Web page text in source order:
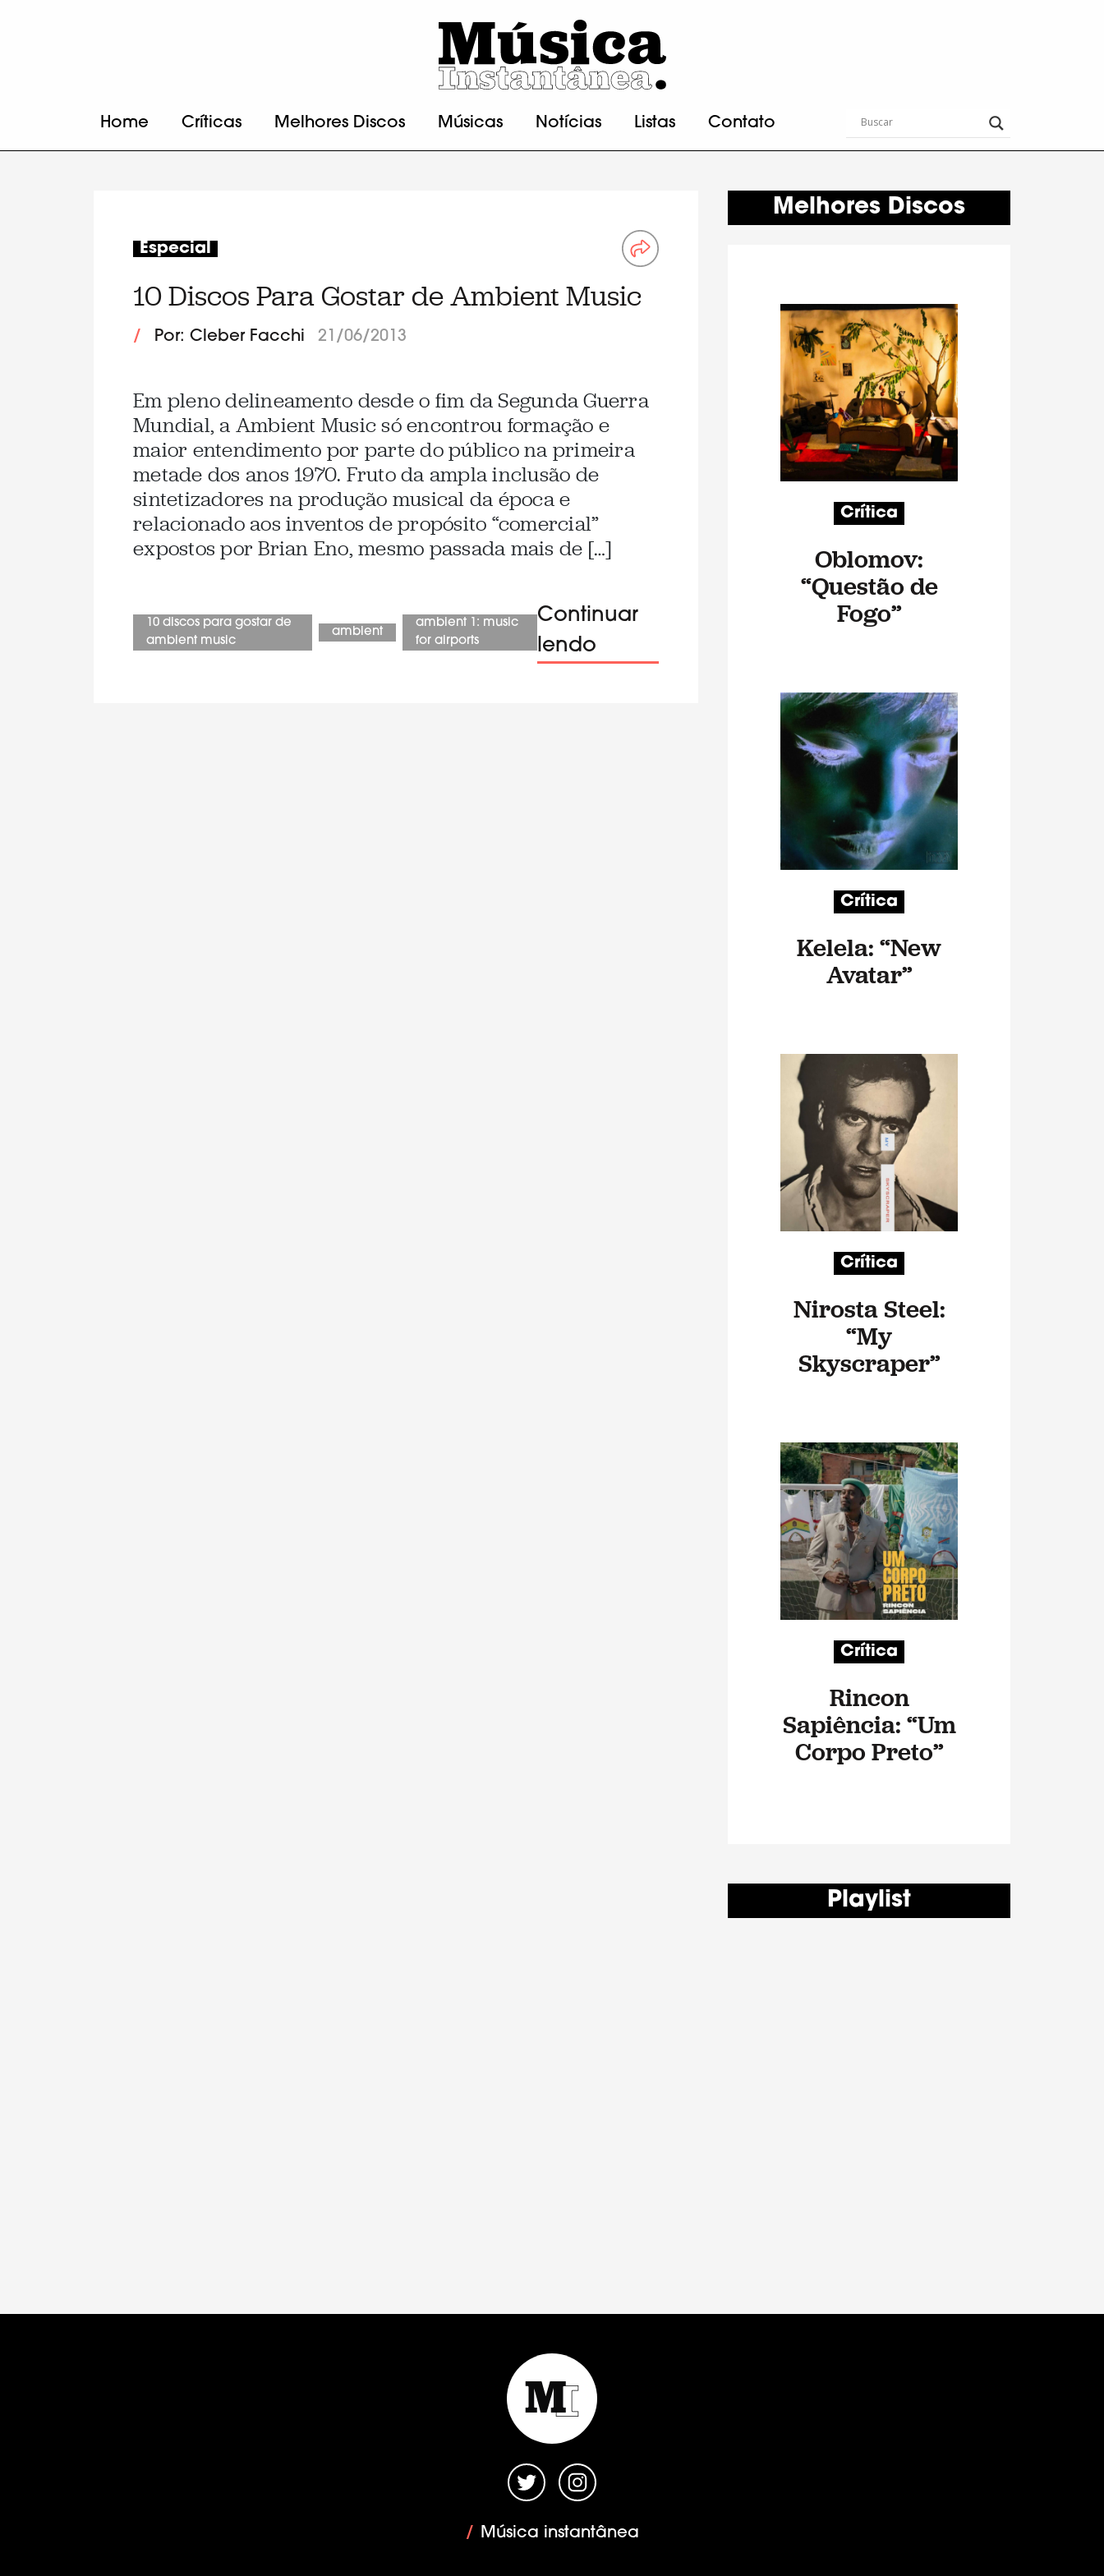
Home Críticas Melhores Discos Músicas Notícias Listas Contato
Especial
10 Discos Para Gostar de Ambient Music
/ Por: Cleber Facchi 21/06/2013
Em pleno delineamento desde o fim da Segunda Guerra
Mundial, a Ambient Music só encontrou formação e
maior entendimento por parte do público na primeira
metade dos anos 1970. Fruto da ampla inclusão de
sintetizadores na produção musical da época e
relacionado aos inventos de propósito “comercial”
expostos por Brian Eno, mesmo passada mais de […]
10 discos para gostar de
ambient music
ambient
ambient 1: music
for airports
Continuar
lendo
Melhores Discos
Crítica
Oblomov:
“Questão de
Fogo”
Crítica
Kelela: “New
Avatar”
Crítica
Nirosta Steel:
“My
Skyscraper”
Crítica
Rincon
Sapiência: “Um
Corpo Preto”
Playlist
/ Música instantânea